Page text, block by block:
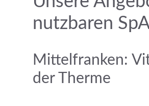
nutzbaren
Mittelfranken:
der Therme